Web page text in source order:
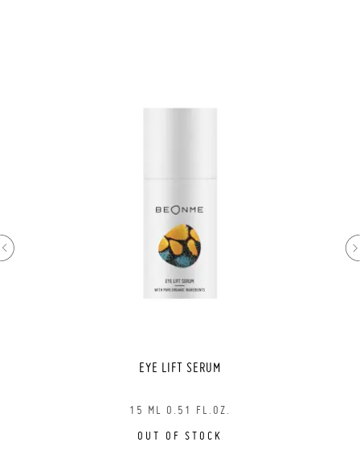
EYE LIFT SERUM
15 ML 0.51 FL.OZ.
OUT OF STOCK